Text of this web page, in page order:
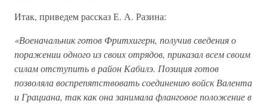
Итак, приведем рассказ Е. А. Разина:
«Военачальник готов Фритхигерн, получив сведения о
поражении одного из своих отрядов, приказал всем своим
силам отступить в район Кабилэ. Позиция готов
позволяла воспрепятствовать соединению войск Валента
и Грациана, так как она занимала фланговое положение в